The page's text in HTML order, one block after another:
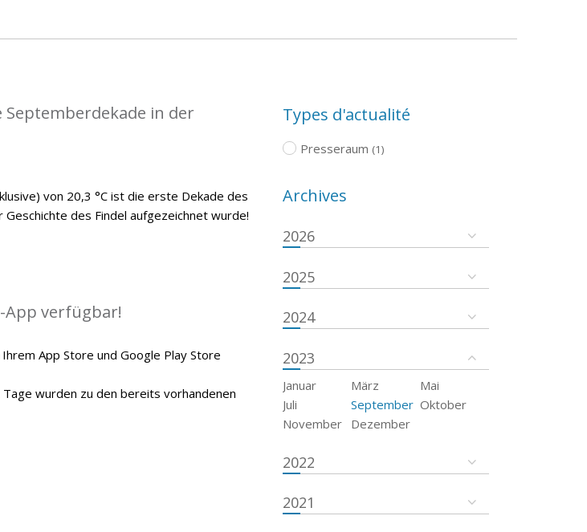
in der
von 20,3 °C ist die erste Dekade des
des Findel aufgezeichnet wurde!
App verfügbar!
App Store und Google Play Store
wurden zu den bereits vorhandenen
Types d'actualité
Presseraum (1)
Archives
2026
2025
2024
2023
Januar März
Mai
Juli
September Oktober
November
Dezember
2022
2021